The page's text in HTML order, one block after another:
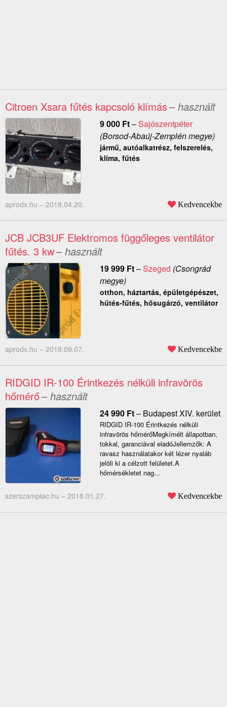
Citroen Xsara fűtés kapcsoló klímás– használt
9 000 Ft–Sajószentpéter
(Borsod-Abaúj-Zemplén megye)
jármű, autóalkatrész, felszerelés,
klíma, fűtés
aprodx.hu – 2018.04.20. Kedvencekbe
JCB JCB3UF Elektromos függőleges ventilátor
fűtés. 3 kw– használt
19 999 Ft–Szeged (Csongrád
megye)
otthon, háztartás, épületgépészet,
hűtés-fűtés, hősugárzó, ventilátor
aprodx.hu – 2018.09.07. Kedvencekbe
RIDGID IR-100 Érintkezés nélküli infravörös
hőmérő– használt
24 990 Ft– Budapest XIV. kerület
RIDGID IR-100 Érintkezés nélküli
infravörös hőmérőMegkímélt állapotban,
tokkal, garanciával eladóJellemzők: A
ravasz használatakor két lézer nyaláb
jelöli ki a célzott felületet.A
hőmérsékletet nag...
szerszampiac.hu – 2018.01.27. Kedvencekbe